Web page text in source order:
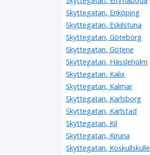
Skyttegatan, Enköping
Skyttegatan, Eskilstuna
Skyttegatan, Göteborg
Skyttegatan, Götene
Skyttegatan, Hässleholm
Skyttegatan, Kalix
Skyttegatan, Kalmar
Skyttegatan, Karlsborg
Skyttegatan, Karlstad
Skyttegatan, Kil
Skyttegatan, Kiruna
Skyttegatan, Koskullskulle